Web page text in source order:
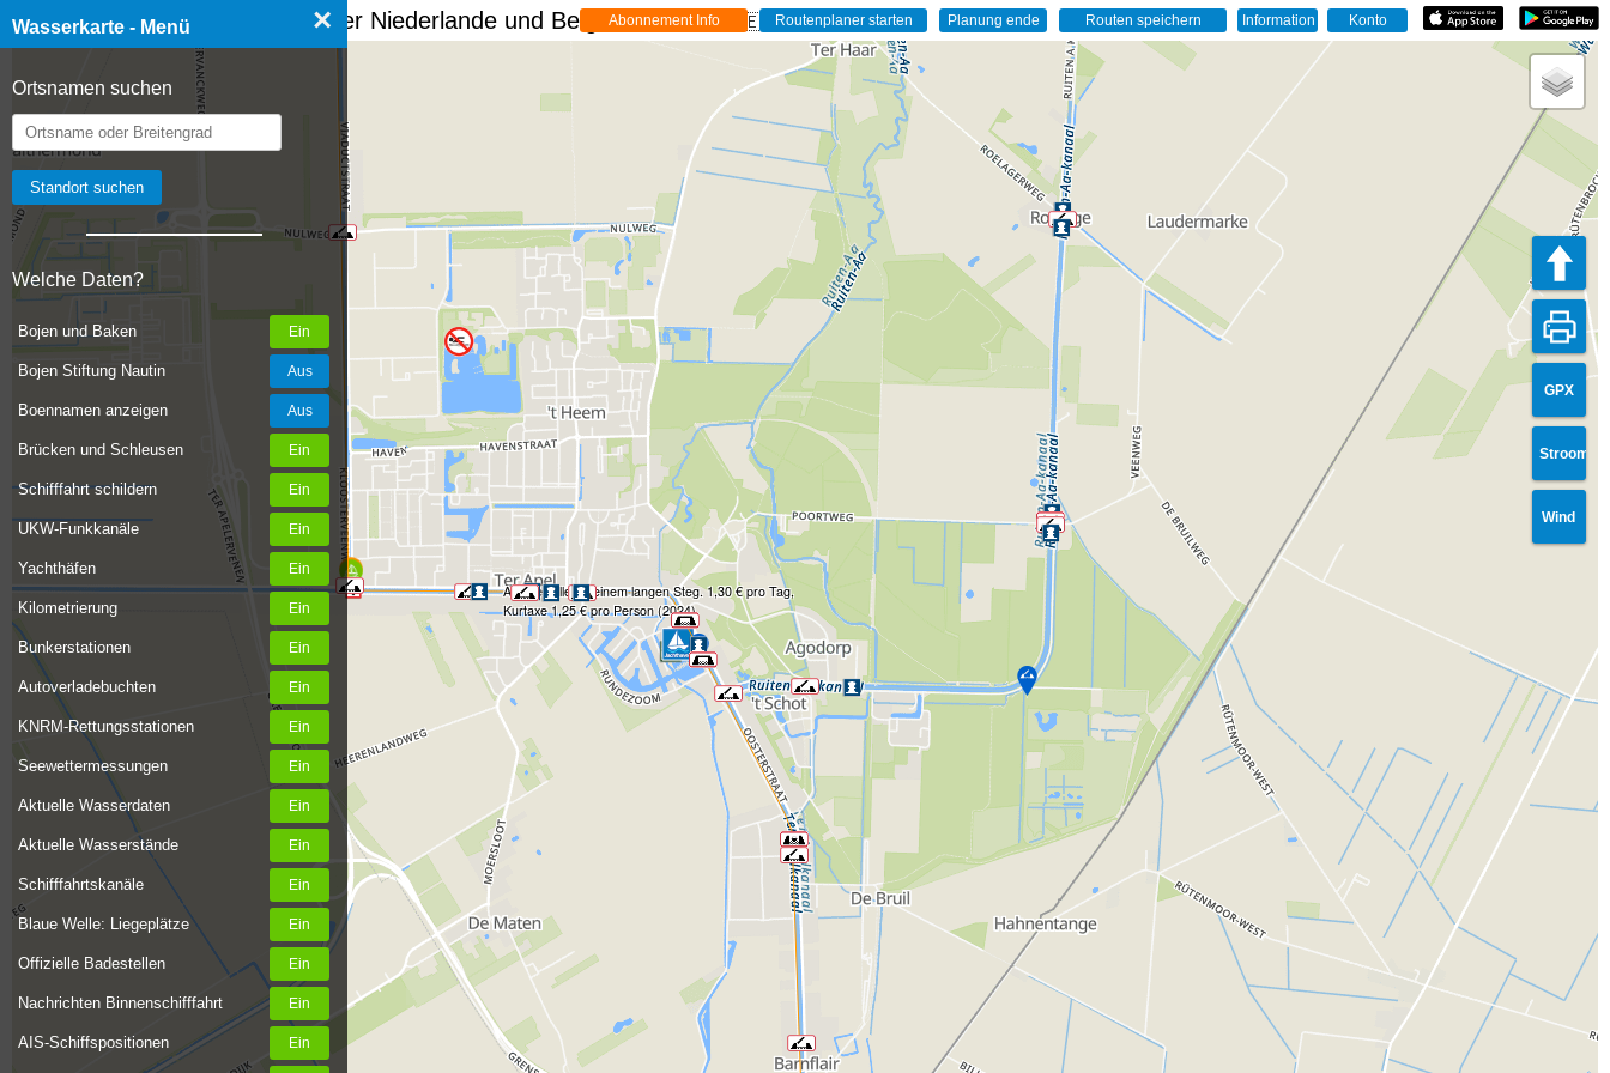
Wasserkarte - Menü ×
Ortsnamen suchen
Welche Daten?
Bojen und Baken
Bojen Stiftung Nautin
Boennamen anzeigen
Brücken und Schleusen
Schifffahrt schildern
UKW-Funkkanäle
Yachthäfen
Kilometrierung
Bunkerstationen
Autoverladebuchten
KNRM-Rettungsstationen
Seewettermessungen
Aktuelle Wasserdaten
Aktuelle Wasserstände
Schifffahrtskanäle
Blaue Welle: Liegeplätze
Offizielle Badestellen
Nachrichten Binnenschifffahrt
AIS-Schiffspositionen
☰ Wasserkarte Deutschland, der Niederlande und Belgien - Live 🇩🇪
GPX
Stroom
Wind
Anlegestelle an einem langen Steg. 1,30 € pro Tag,
Kurtaxe 1,25 € pro Person (2024)